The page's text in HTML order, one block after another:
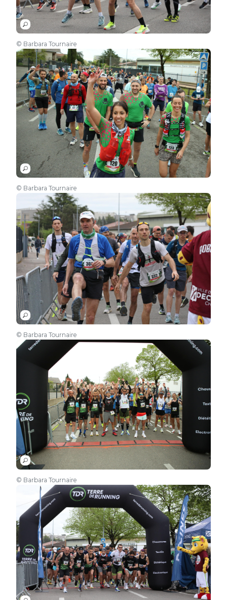
© Barbara Tournaire
© Barbara Tournaire
© Barbara Tournaire
© Barbara Tournaire